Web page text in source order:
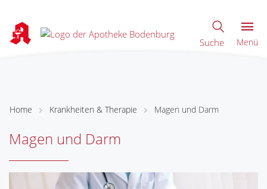
Suche Menü
Home Krankheiten & Therapie Magen und Darm
Magen und Darm